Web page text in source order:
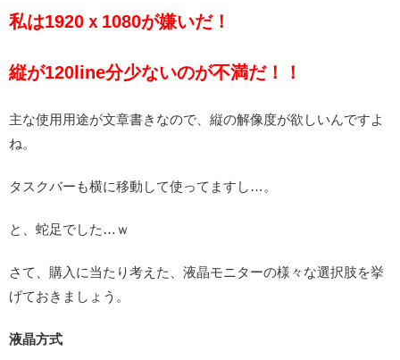
私は1920ｘ1080が嫌いだ！
縦が120line分少ないのが不満だ！！
主な使用用途が文章書きなので、縦の解像度が欲しいんですよ
ね。
タスクバーも横に移動して使ってますし…。
と、蛇足でした…ｗ
さて、購入に当たり考えた、液晶モニターの様々な選択肢を挙
げておきましょう。
液晶方式